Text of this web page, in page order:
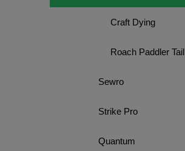
Craft Dying
Roach Paddler Tail
Sewro
Strike Pro
Quantum